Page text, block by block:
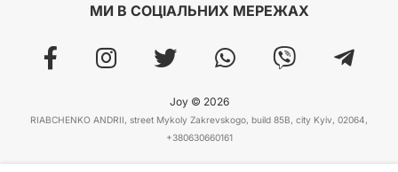
МИ В СОЦІАЛЬНИХ МЕРЕЖАХ
Joy © 2026
RIABCHENKO ANDRII, street Mykoly Zakrevskogo, build 85B, city Kyiv, 02064,
+380630660161